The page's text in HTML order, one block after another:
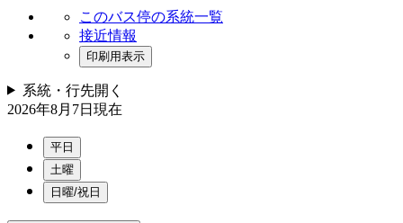
このバス停の系統一覧
接近情報
印刷用表示
系統・行先開く
2026年8月7日 現在
平日
土曜
日曜/祝日